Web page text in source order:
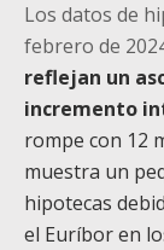
Los datos de
febrero de
reflejan un
incremento
rompe con 12
muestra un
hipotecas
el Euríbor en